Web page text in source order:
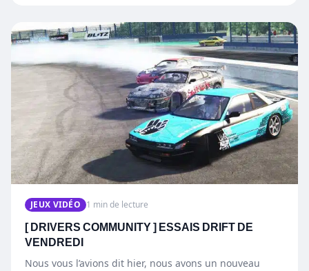
JEUX VIDÉO 1 min de lecture
[ DRIVERS COMMUNITY ] ESSAIS DRIFT DE
VENDREDI
Nous vous l’avions dit hier, nous avons un nouveau